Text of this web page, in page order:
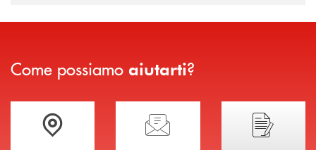
Come possiamo aiutarti?
Trova la filiale più vicina a teHai bisogno di assistenza immediata?
Hai bisogno di